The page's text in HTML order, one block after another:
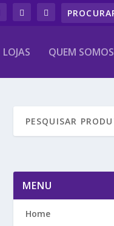
LOJAS QUEM SOMOS
MENU
Home